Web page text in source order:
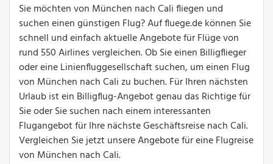
Sie möchten von München nach Cali fliegen und
suchen einen günstigen Flug? Auf fluege.de können Sie
schnell und einfach aktuelle Angebote für Flüge von
rund 550 Airlines vergleichen. Ob Sie einen Billigflieger
oder eine Linienfluggesellschaft suchen, um einen Flug
von München nach Cali zu buchen. Für Ihren nächsten
Urlaub ist ein Billigflug-Angebot genau das Richtige für
Sie oder Sie suchen nach einem interessanten
Flugangebot für Ihre nächste Geschäftsreise nach Cali.
Vergleichen Sie jetzt unsere Angebote für eine Flugreise
von München nach Cali.